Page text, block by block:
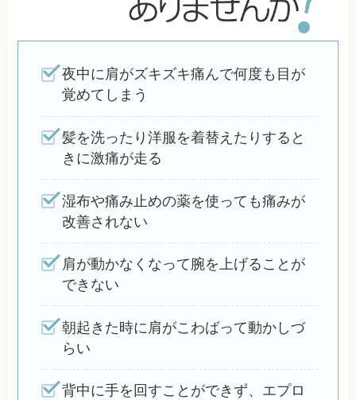
夜中に肩がズキズキ痛んで何度も目が
覚めてしまう
髪を洗ったり洋服を着替えたりすると
きに激痛が走る
湿布や痛み止めの薬を使っても痛みが
改善されない
肩が動かなくなって腕を上げることが
できない
朝起きた時に肩がこわばって動かしづ
らい
背中に手を回すことができず、エプロ